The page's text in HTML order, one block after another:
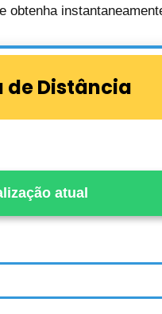
obtenha
Distância
atual